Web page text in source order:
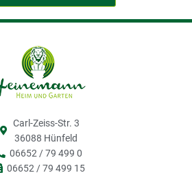
Carl-Zeiss-Str. 3
36088 Hünfeld
06652 / 79 499 0
06652 / 79 499 15